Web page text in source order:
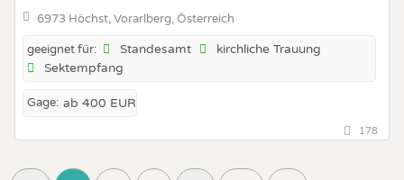
6973 Höchst, Vorarlberg, Österreich
geeignet für: Standesamt
kirchliche Trauung
Sektempfang
Gage: ab 400 EUR
178